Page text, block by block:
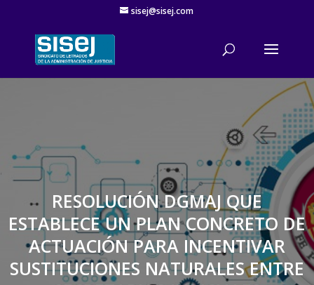
sisej@sisej.com
'
RESOLUCIÓN DGMAJ QUE
ESTABLECE UN PLAN CONCRETO DE
ACTUACIÓN PARA INCENTIVAR
SUSTITUCIONES NATURALES ENTRE